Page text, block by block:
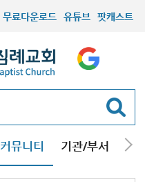
무료다운로드 유튜브 팟캐스트
커뮤니티 기관/부서 선